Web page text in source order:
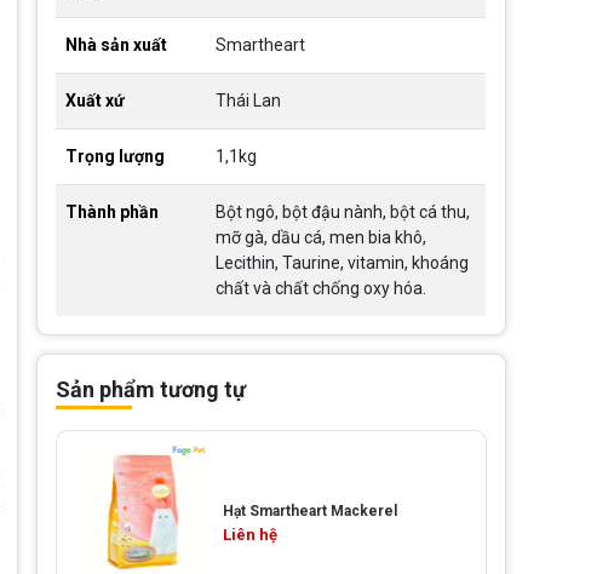
Nhà sản xuất Smartheart
Xuất xứ Thái Lan
Trọng lượng 1,1kg
Thành phần
Bột ngô, bột đậu nành, bột cá thu,
mỡ gà, dầu cá, men bia khô,
Lecithin, Taurine, vitamin, khoáng
chất và chất chống oxy hóa.
Sản phẩm tương tự
Hạt Smartheart Mackerel
Liên hệ